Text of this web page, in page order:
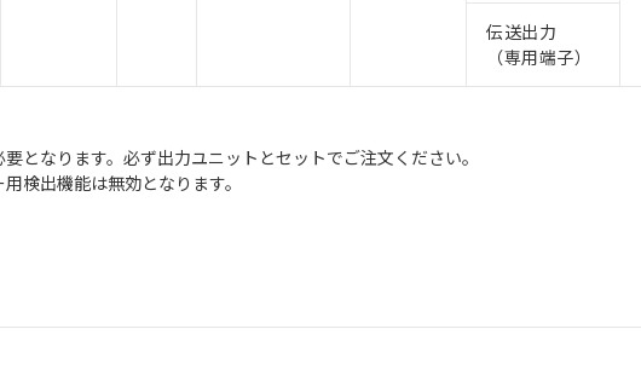
伝送出力
（専用端子）
となります。必ず出力ユニットとセットでご注文ください。
検出機能は無効となります。